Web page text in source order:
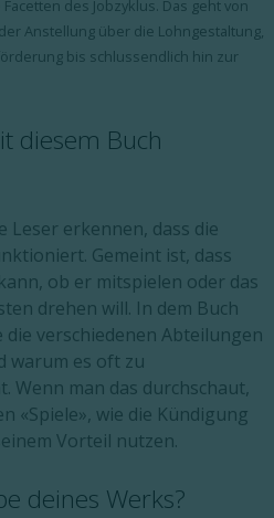
des Jobzyklus. Das geht von
Anstellung über die Lohngestaltung,
bis schlussendlich hin zur
diesem Buch
Leser erkennen, dass die
Gemeint ist, dass
ob er mitspielen oder das
drehen will. In dem Buch
die verschiedenen Abteilungen
warum es oft zu
Wenn man das durchschaut,
«Spiele», wie die Kündigung
Vorteil nutzen.
deines Werks?